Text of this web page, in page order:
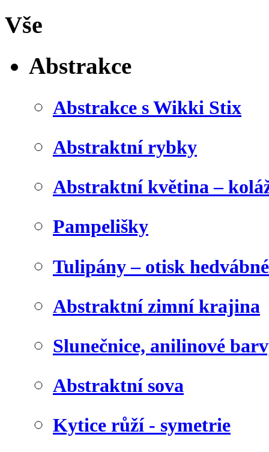
Vše
Abstrakce
Abstrakce s Wikki Stix
Abstraktní rybky
Abstraktní květina –
Pampelišky
Tulipány – otisk
Abstraktní zimní krajina
Slunečnice, anilinové
Abstraktní sova
Kytice růží - symetrie